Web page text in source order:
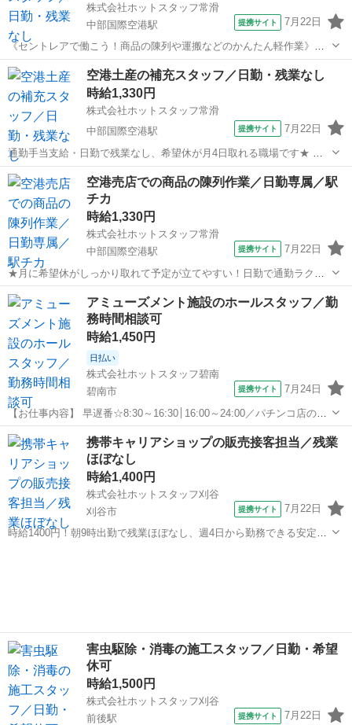
株式会社ホットスタッフ常滑
中部国際空港駅
提携サイト 7月22日
《セントレアで働こう！商品の陳列や運搬などのかんたん軽作業》駅
チカ/選べるシフト制/残業なし ＼ホットスタッフ常滑が選ばれる理由
／ ◆ 幅広いお仕事をご紹介！ 製造・軽作業・事務・販売まで、さま
ざまなお仕事をご用意。 空...
愛知 常滑市 中部国際空港駅 その他
空港土産の補充スタッフ／日勤・残業なし
時給1,330円
株式会社ホットスタッフ常滑
中部国際空港駅
提携サイト 7月22日
通勤手当支給・日勤で残業なし、希望休が月4日取れる職場です★ ＼
ホットスタッフ常滑が選ばれる理由／ ◆ 幅広いお仕事をご紹介！ 製
造・軽作業・事務・販売まで、さまざまなお仕事をご用意。 空港関連
のお仕事から地元企業まで、...
愛知 中部国際空港駅 その他
空港売店での商品の陳列作業／日勤専属／駅
チカ
時給1,330円
株式会社ホットスタッフ常滑
中部国際空港駅
提携サイト 7月22日
★月に希望休がしっかり取れて予定が立てやすい！日勤で通勤ラクラ
ク♪ ＼ホットスタッフ常滑が選ばれる理由／ ◆ 幅広いお仕事をご紹
介！ 製造・軽作業・事務・販売まで、さまざまなお仕事をご用意。 空
港関連のお仕事から地元企業...
愛知 中部国際空港駅 その他
アミューズメント施設のホールスタッフ／勤
務時間相談可
時給1,450円
日払い
株式会社ホットスタッフ碧南
碧南市
提携サイト 7月24日
【お仕事内容】 早遅番☆8:30～16:30│16:00～24:00／パチンコ店のホ
ールスタッフ／未経験者歓迎 【仕事内容】 ■無料駐車場有り ■タイム
カード、ロッカーあります。 ■制服有り、貸出してもらえます。 ■職
場の...
愛知 碧南市 その他
携帯キャリアショップの販売接客担当／残業
ほぼなし
時給1,400円
株式会社ホットスタッフ刈谷
刈谷市
提携サイト 7月22日
時給1400円！朝9時出勤で残業ほぼなし、週4日から勤務できる安定収
害虫駆除・消毒の施工スタッフ／日勤・希望
休可
時給1,500円
株式会社ホットスタッフ刈谷
前後駅
提携サイト 7月22日